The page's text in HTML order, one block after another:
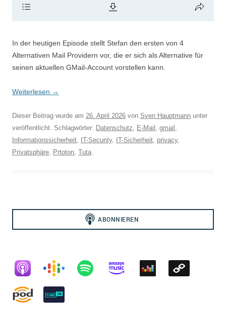
In der heutigen Episode stellt Stefan den ersten von 4
Alternativen Mail Providern vor, die er sich als Alternative für
seinen aktuellen GMail-Account vorstellen kann.
Weiterlesen →
Dieser Beitrag wurde am 26. April 2026 von Sven Hauptmann unter
veröffentlicht. Schlagwörter: Datenschutz, E-Mail , gmail ,
Informationssicherheit, IT-Security, IT-Sicherheit, privacy,
Privatsphäre, Prtoton, Tuta.